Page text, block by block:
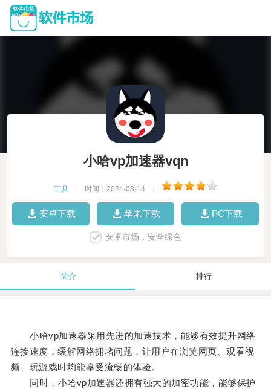
小哈vp加速器vqn
工具 时间：2024-03-14
安卓下载 苹果下载 PC下载
安卓市场，安全绿色
简介 排行
小哈vp加速器采用先进的加速技术，能够有效提升网络
连接速度，缓解网络拥堵问题，让用户在浏览网页、观看视
频、玩游戏时均能享受流畅的体验。
同时，小哈vp加速器还拥有强大的加密功能，能够保护